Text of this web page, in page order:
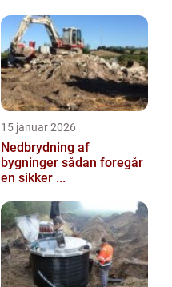
15 januar 2026
Nedbrydning af
bygninger sådan foregår
en sikker ...